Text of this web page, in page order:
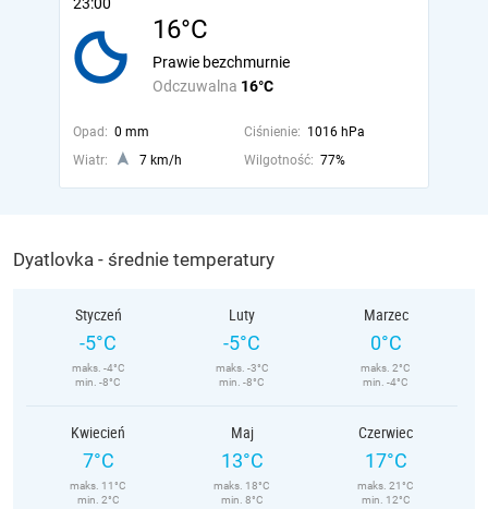
16°C
Odczuwalna 16°C
Prawie bezchmurnie
Opad: 0 mm Ciśnienie: 1016 hPa
Wiatr:
7 km/h Wilgotność: 77%
Dyatlovka - średnie temperatury
Styczeń
-5°C
maks. -4°C
min. -8°C
Luty
-5°C
maks. -3°C
min. -8°C
Marzec
0°C
maks. 2°C
min. -4°C
Kwiecień
7°C
maks. 11°C
min. 2°C
Maj
13°C
maks. 18°C
min. 8°C
Czerwiec
17°C
maks. 21°C
min. 12°C